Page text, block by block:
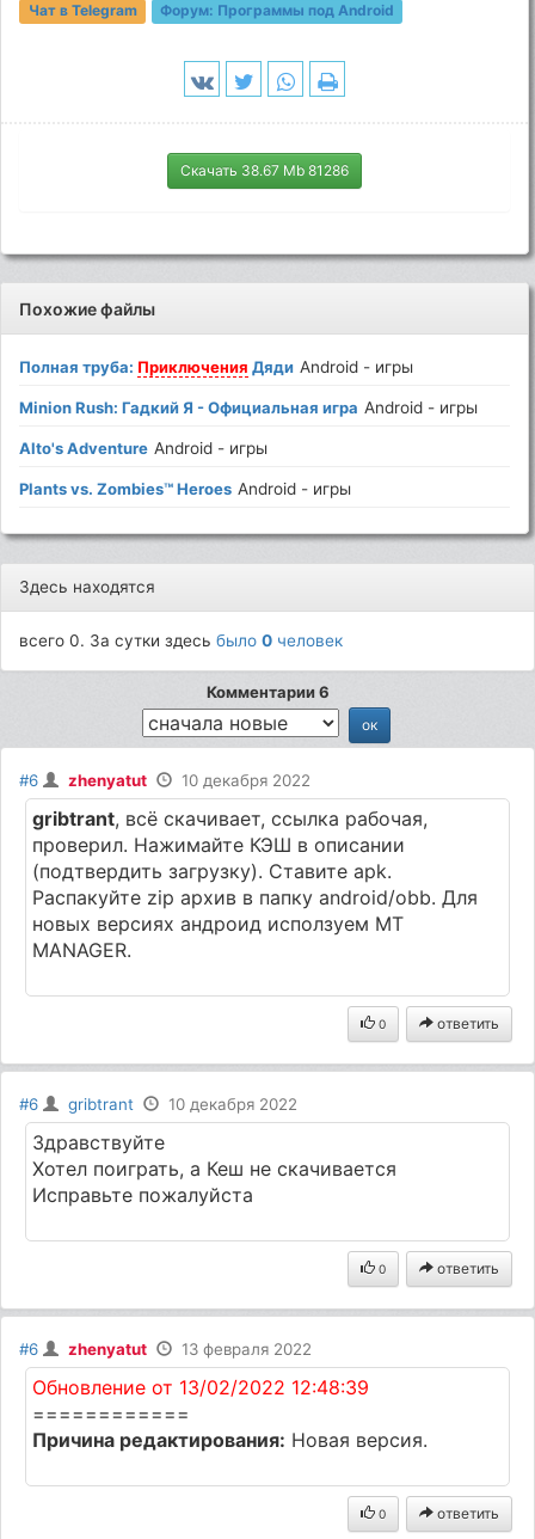
Чат в Telegram Форум: Программы под Android
Скачать 38.67 Mb 81286
Похожие файлы
Полная труба: Приключения Дяди Android - игры
Minion Rush: Гадкий Я - Официальная игра Android - игры
Alto's Adventure Android - игры
Plants vs. Zombies™ Heroes Android - игры
Здесь находятся
всего 0. За сутки здесьбыло0 человек
Комментарии 6
#6 zhenyatut 10 декабря 2022
gribtrant, всё скачивает, ссылка рабочая,
проверил. Нажимайте КЭШ в описании
(подтвердить загрузку). Ставите apk.
Распакуйте zip архив в папку android/obb. Для
новых версиях андроид исползуем MT
MANAGER.
0 ответить
#6 gribtrant 10 декабря 2022
Здравствуйте
Хотел поиграть, а Кеш не скачивается
Исправьте пожалуйста
0 ответить
#6 zhenyatut 13 февраля 2022
Обновление от 13/02/2022 12:48:39
============
Причина редактирования: Новая версия.
0 ответить